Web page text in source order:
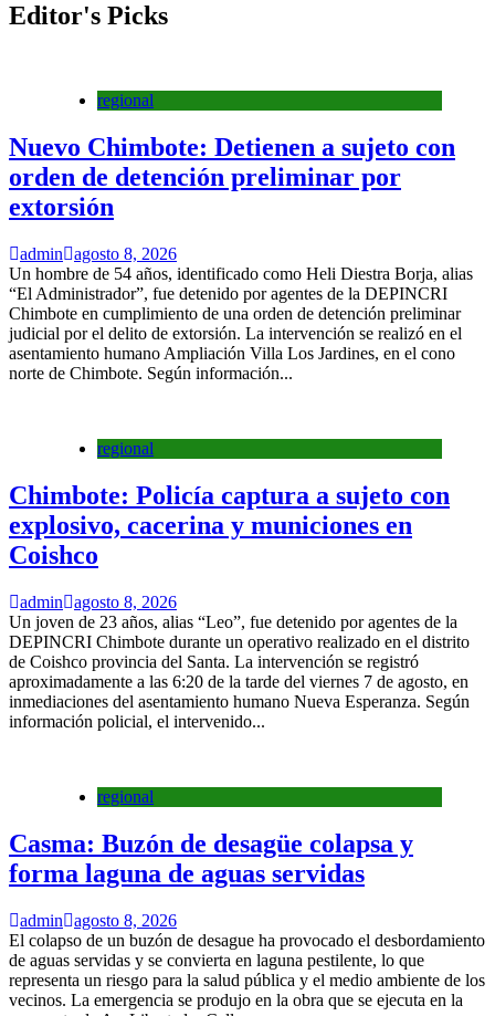
Editor's Picks
regional
Nuevo Chimbote: Detienen a sujeto con
orden de detención preliminar por
extorsión
admin
agosto 8, 2026
Un hombre de 54 años, identificado como Heli Diestra Borja, alias
“El Administrador”, fue detenido por agentes de la DEPINCRI
Chimbote en cumplimiento de una orden de detención preliminar
judicial por el delito de extorsión. La intervención se realizó en el
asentamiento humano Ampliación Villa Los Jardines, en el cono
norte de Chimbote. Según información...
regional
Chimbote: Policía captura a sujeto con
explosivo, cacerina y municiones en
Coishco
admin
agosto 8, 2026
Un joven de 23 años, alias “Leo”, fue detenido por agentes de la
DEPINCRI Chimbote durante un operativo realizado en el distrito
de Coishco provincia del Santa. La intervención se registró
aproximadamente a las 6:20 de la tarde del viernes 7 de agosto, en
inmediaciones del asentamiento humano Nueva Esperanza. Según
información policial, el intervenido...
regional
Casma: Buzón de desagüe colapsa y
forma laguna de aguas servidas
admin
agosto 8, 2026
El colapso de un buzón de desague ha provocado el desbordamiento
de aguas servidas y se convierta en laguna pestilente, lo que
representa un riesgo para la salud pública y el medio ambiente de los
vecinos. La emergencia se produjo en la obra que se ejecuta en la